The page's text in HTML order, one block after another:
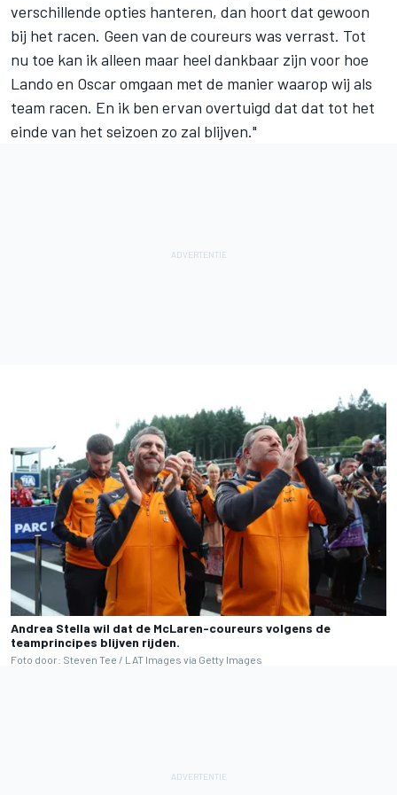
verschillende opties hanteren, dan hoort dat gewoon
bij het racen. Geen van de coureurs was verrast. Tot
nu toe kan ik alleen maar heel dankbaar zijn voor hoe
Lando en Oscar omgaan met de manier waarop wij als
team racen. En ik ben ervan overtuigd dat dat tot het
einde van het seizoen zo zal blijven."
Andrea Stella wil dat de McLaren-coureurs volgens de
teamprincipes blijven rijden.
Foto door: Steven Tee / LAT Images via Getty Images